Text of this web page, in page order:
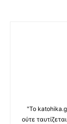
"Το
ούτε